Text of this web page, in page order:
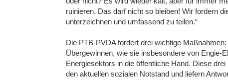
ruinieren. Das darf nicht so bleiben! Wir fordern
unterzeichnen und umfassend zu teilen.“
Die PTB-PVDA fordert drei wichtige
Übergewinnen, wie sie insbesondere von Engie-
Energiesektors in die öffentliche Hand. Diese
den aktuellen sozialen Notstand und liefern